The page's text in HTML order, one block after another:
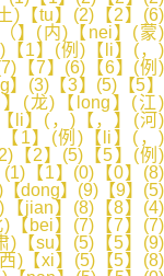
)【tu】(2)【2】(6)
】(内)【nei】(蒙)
【1】(例)【li】(，)
【7】(6)【6】(例)
(3)【3】(5)【5】
(龙)【long】(江)
li】(，)【，】(河)
【1】(例)【li】(，)
【2】(5)【5】(例)
【1】(0)【0】(8)
dong】(9)【9】(5)
jian】(8)【8】(4)
【bei】(7)【7】(7)
)【su】(5)【5】(9)
)【xi】(5)【5】(8)